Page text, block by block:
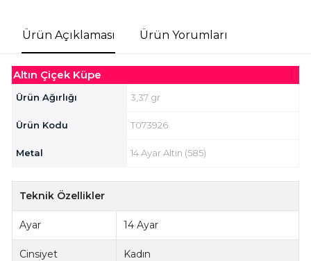
Ürün Açıklaması Ürün Yorumları
Altın Çiçek Küpe
Ürün Ağırlığı 3,37 gr
Ürün Kodu T073926
Metal 14 Ayar Altın (585)
Teknik Özellikler
Ayar 14 Ayar
Cinsiyet Kadın